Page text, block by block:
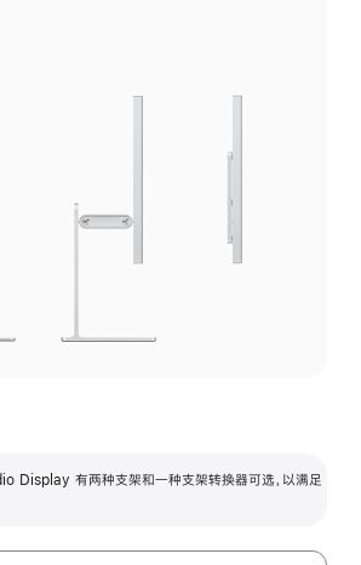
Display 有两种支架和一种支架转换器可选，以满足